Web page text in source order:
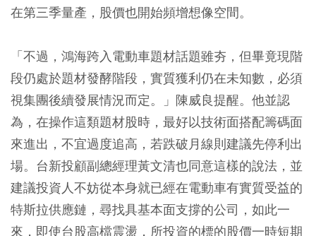
在第三季量產，股價也開始頻增想像空間。
「不過，鴻海跨入電動車題材話題雖夯，但畢竟現階
段仍處於題材發酵階段，實質獲利仍在未知數，必須
視集團後續發展情況而定。」陳威良提醒。他並認
為，在操作這類題材股時，最好以技術面搭配籌碼面
來進出，不宜過度追高，若跌破月線則建議先停利出
場。台新投顧副總經理黃文清也同意這樣的說法，並
建議投資人不妨從本身就已經在電動車有實質受益的
特斯拉供應鏈，尋找具基本面支撐的公司，如此一
來，即使台股高檔震盪，所投資的標的股價一時短期